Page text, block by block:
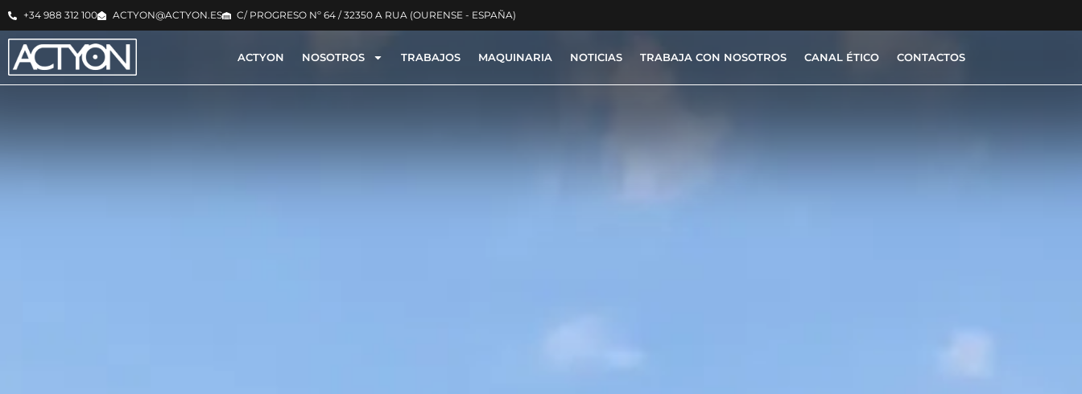
+34 988 312 100 ACTYON@ACTYON.ES C/ PROGRESO Nº 64 / 32350 A RUA (OURENSE - ESPAÑA)
ACTYON NOSOTROS TRABAJOS MAQUINARIA NOTICIAS TRABAJA CON NOSOTROS CANAL ÉTICO CONTACTOS